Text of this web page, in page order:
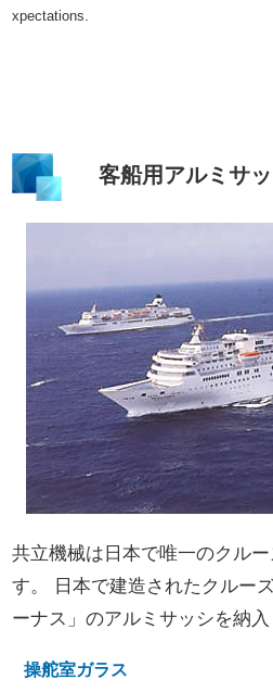
xpectations.
客船用アルミサ
共立機械は日本で唯一のクル
す。 日本で建造されたクルー
ーナス」のアルミサッシを納入
操舵室ガラス